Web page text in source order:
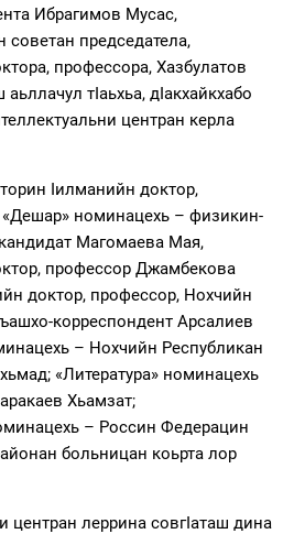
Ибрагимов Мусас,
советан председатела,
профессора, Хазбулатов
тIаьхьа, дIакхайкхабо
центран керла
Iилманийн доктор,
«Дешар» номинацехь – физикин-
Магомаева Мая,
профессор Джамбекова
доктор, профессор, Нохчийн
корреспондент Арсалиев
– Нохчийн Республикан
«Литература» номинацехь
Хьамзат;
– Россин Федерацин
больницан коьрта лор
центран леррина совгIаташ дина